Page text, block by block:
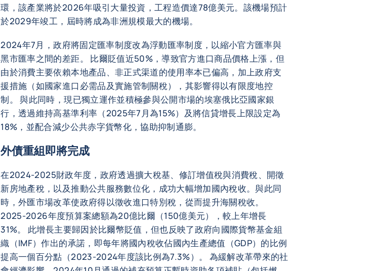
環，該產業將於2026年吸引大量投資，工程造價達78億美元。該機場預計
於2029年竣工，屆時將成為非洲規模最大的機場。
2024年7月，政府將固定匯率制度改為浮動匯率制度，以縮小官方匯率與
黑市匯率之間的差距。 比爾貶值近50%，導致官方進口商品價格上漲，但
由於消費主要依賴本地產品、非正式渠道的使用率本已偏高，加上政府支
援措施（如國家進口必需品及實施管制關稅），其影響得以有限度地控
制。 與此同時，現已獨立運作並積極參與公開市場的埃塞俄比亞國家銀
行，透過維持高基準利率（2025年7月為15%）及將信貸增長上限設定為
18%，並配合減少公共赤字貨幣化，協助抑制通膨。
外債重組即將完成
在2024-2025財政年度，政府透過擴大稅基、修訂增值稅與消費稅、開徵
新房地產稅，以及推動公共服務數位化，成功大幅增加國內稅收。與此同
時，外匯市場改革使政府得以徵收進口特別稅，從而提升海關稅收。
2025-2026年度預算案總額為20億比爾（150億美元），較上年增長
31%。 此增長主要歸因於比爾幣貶值，但也反映了政府向國際貨幣基金組
織（IMF）作出的承諾，即每年將國內稅收佔國內生產總值（GDP）的比例
提高一個百分點（2023-2024年度該比例為7.3%）。 為緩解改革帶來的社